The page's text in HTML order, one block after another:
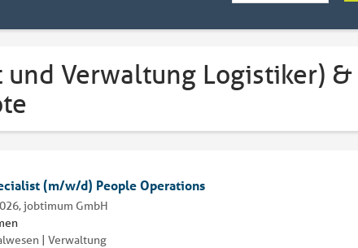
und Verwaltung Logistiker) &
(m/w/d) People Operations
jobtimum GmbH
| Verwaltung